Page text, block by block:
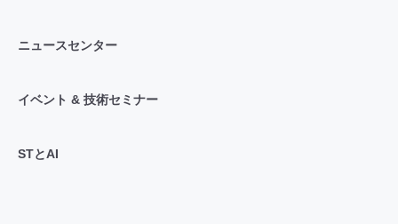
ニュースセンター
イベント & 技術セミナー
STとAI